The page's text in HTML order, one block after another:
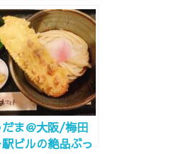
～大阪キタ編
電源Wi-Fi完
初心者でも安心
ご紹介！
だま＠大阪/梅田
駅ビルの絶品ぶっ